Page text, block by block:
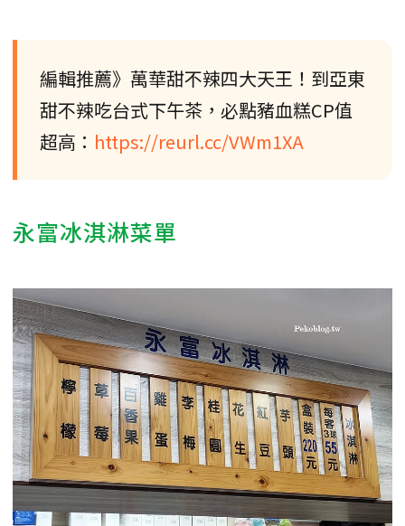
編輯推薦》萬華甜不辣四大天王！到亞東
甜不辣吃台式下午茶，必點豬血糕CP值
超高： https://reurl.cc/VWm1XA
永富冰淇淋菜單